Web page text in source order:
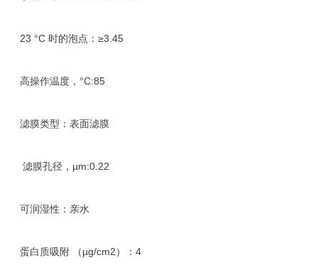
23 °C 时的泡点：≥3.45
高操作温度，°C:85
滤膜类型：表面滤膜
滤膜孔径，µm:0.22
可润湿性：亲水
蛋白质吸附 （µg/cm2）：4